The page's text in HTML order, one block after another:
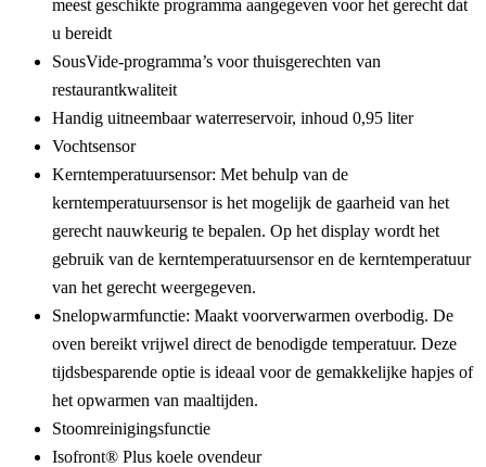
meest geschikte programma aangegeven voor het gerecht dat
u bereidt
SousVide-programma’s voor thuisgerechten van
restaurantkwaliteit
Handig uitneembaar waterreservoir, inhoud 0,95 liter
Vochtsensor
Kerntemperatuursensor: Met behulp van de
kerntemperatuursensor is het mogelijk de gaarheid van het
gerecht nauwkeurig te bepalen. Op het display wordt het
gebruik van de kerntemperatuursensor en de kerntemperatuur
van het gerecht weergegeven.
Snelopwarmfunctie: Maakt voorverwarmen overbodig. De
oven bereikt vrijwel direct de benodigde temperatuur. Deze
tijdsbesparende optie is ideaal voor de gemakkelijke hapjes of
het opwarmen van maaltijden.
Stoomreinigingsfunctie
Isofront® Plus koele ovendeur